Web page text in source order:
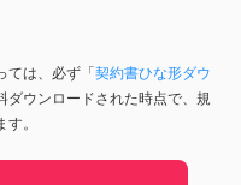
ては、必ず「契約書ひな形ダウ
ダウンロードされた時点で、規
。